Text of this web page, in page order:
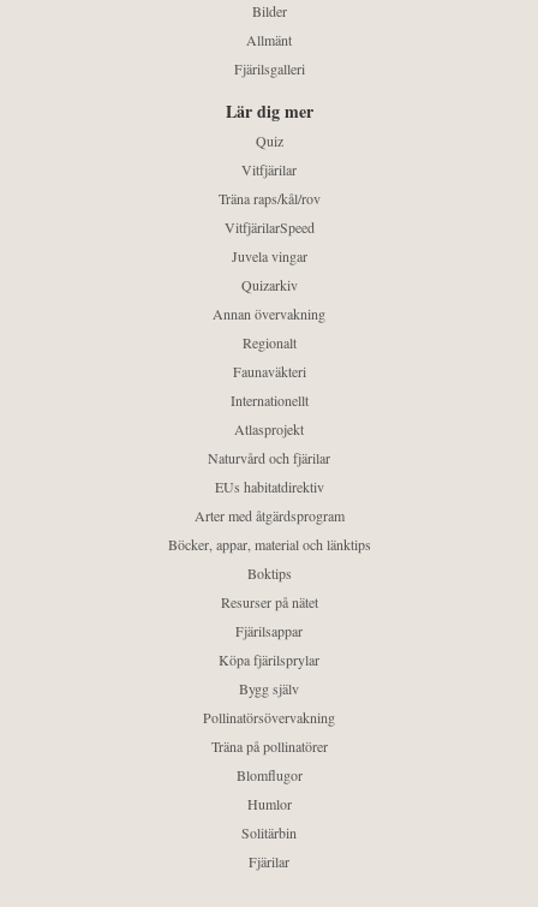
Bilder
Allmänt
Fjärilsgalleri
Lär dig mer
Quiz
Vitfjärilar
Träna raps/kål/rov
VitfjärilarSpeed
Juvela vingar
Quizarkiv
Annan övervakning
Regionalt
Faunaväkteri
Internationellt
Atlasprojekt
Naturvård och fjärilar
EUs habitatdirektiv
Arter med åtgärdsprogram
Böcker, appar, material och länktips
Boktips
Resurser på nätet
Fjärilsappar
Köpa fjärilsprylar
Bygg själv
Pollinatörsövervakning
Träna på pollinatörer
Blomflugor
Humlor
Solitärbin
Fjärilar